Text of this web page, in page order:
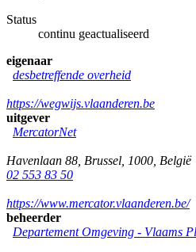
Status
continu geactualiseerd
eigenaar
desbetreffende overheid
https://wegwijs.vlaanderen.be
uitgever
MercatorNet
Havenlaan 88 Brussel 1000 België
02 553 83 50
https://www.mercator.vlaanderen.be/
beheerder
Departement Omgeving - Vlaams